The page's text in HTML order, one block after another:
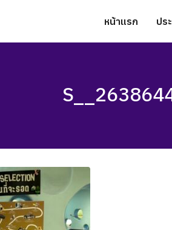
หน้าแรก ปร